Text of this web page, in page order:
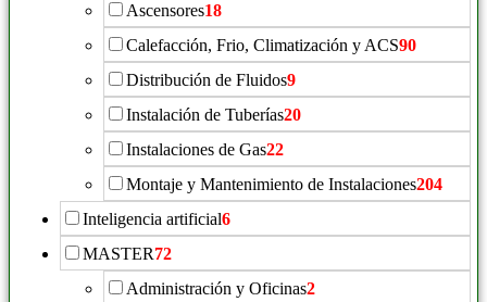
Ascensores18
Calefacción, Frio, Climatización y ACS90
Distribución de Fluidos9
Instalación de Tuberías20
Instalaciones de Gas22
Montaje y Mantenimiento de Instalaciones204
Inteligencia artificial6
MASTER72
Administración y Oficinas2